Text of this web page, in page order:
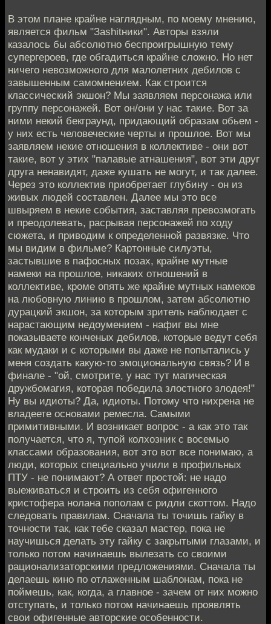
В этом плане крайне наглядным, по моему мнению,
является фильм "Заshitники". Авторы взяли
казалось бы абсолютно беспроигрышную тему
супергероев, где обгадиться крайне сложно. Но нет
ничего невозможного для малолетних дебилов с
завышенным самомнением. Как строится
классический экшон? Мы заявляем персонажа или
группу персонажей. Вот он/они у нас такие. Вот за
ними некий бекграунд, придающий образам обьем -
у них есть человеческие черты и прошлое. Вот мы
заявляем некие отношения в коллективе - они вот
такие, вот у этих "палавые атнашения", вот эти друг
друга ненавидят, даже кушать не могут, и так далее.
Через это коллектив приобретает глубину - он из
живых людей составлен. Далее мы это все
швыряем в некие события, заставляя превозмогать
и преодолевать, расрывая персонажей по ходу
сюжета, и приводим к определенной развязке. Что
мы видим в фильме? Картонные силуэты,
застывшие в пафосных позах, крайне мутные
намеки на прошлое, никаких отношений в
коллективе, кроме опять же крайне мутных намеков
на любовную линию в прошлом, затем абсолютно
дурацкий экшон, за которым зритель наблюдает с
нарастающим недоумением - нафиг вы мне
показываете конченых дебилов, которые ведут себя
как мудаки и с которыми вы даже не попытались у
меня создать какую-то эмоциональную связь? И в
финале - "ой, смотрите, у нас тут магическая
дружбомагия, которая победила злостного злодея!"
Ну вы идиоты? Да, идиоты. Потому что нихрена не
владеете основами ремесла. Самыми
примитивными. И возникает вопрос - а как это так
получается, что я, тупой колхозник с восемью
классами образования, вот это вот все понимаю, а
люди, которых специально учили в профильных
ПТУ - не понимают? А ответ простой: не надо
выеживаться и строить из себя офигенного
кристофера нолана пополам с ридли скоттом. Надо
следовать правилам. Сначала ты точишь гайку в
точности так, как тебе сказал мастер, пока не
научишься делать эту гайку с закрытыми глазами, и
только потом начинаешь вылезать со своими
рационализаторскими предложениями. Сначала ты
делаешь кино по отлаженным шаблонам, пока не
поймешь, как, когда, а главное - зачем от них можно
отступать, и только потом начинаешь проявлять
свои офигенные авторские особенности.